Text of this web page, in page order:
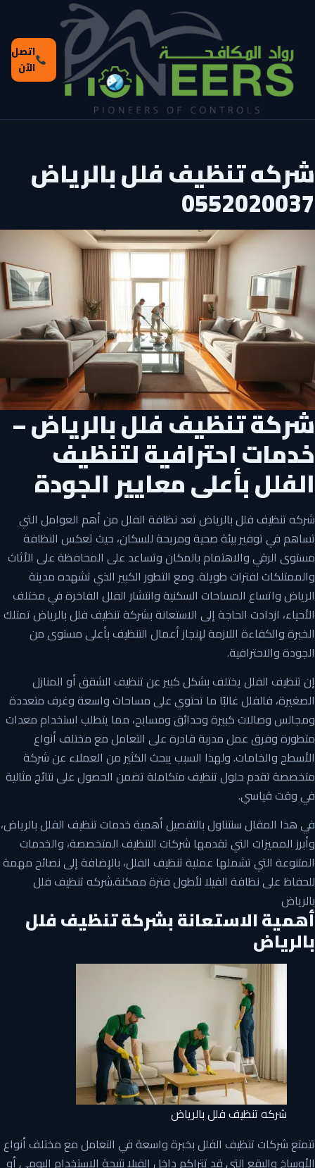
اتصل
الآن
شركه تنظيف فلل بالرياض
0552020037
شركة تنظيف فلل بالرياض –
خدمات احترافية لتنظيف
الفللبأعلى معايير الجودة
شركه تنظيف فلل بالرياض تعد نظافة الفلل من أهم العوامل التي
تساهم في توفير بيئة صحية ومريحة للسكان، حيث تعكس النظافة
مستوى الرقي والاهتمام بالمكان وتساعد على المحافظة على الأثاث
والممتلكات لفترات طويلة. ومع التطور الكبير الذي تشهده مدينة
الرياض واتساع المساحات السكنية وانتشار الفلل الفاخرة في مختلف
الأحياء، ازدادت الحاجة إلى الاستعانة بشركة تنظيف فلل بالرياض تمتلك
الخبرة والكفاءة اللازمة لإنجاز أعمال التنظيف بأعلى مستوى من
الجودة والاحترافية.
إن تنظيف الفلل يختلف بشكل كبير عن تنظيف الشقق أو المنازل
الصغيرة، فالفلل غالبًا ما تحتوي على مساحات واسعة وغرف متعددة
ومجالس وصالات كبيرة وحدائق ومسابح، مما يتطلب استخدام معدات
متطورة وفرق عمل مدربة قادرة على التعامل مع مختلف أنواع
الأسطح والخامات. ولهذا السبب يبحث الكثير من العملاء عن شركة
متخصصة تقدم حلول تنظيف متكاملة تضمن الحصول على نتائج مثالية
في وقت قياسي.
في هذا المقال سنتناول بالتفصيل أهمية خدمات تنظيف الفلل بالرياض،
وأبرز المميزات التي تقدمها شركات التنظيف المتخصصة، والخدمات
المتنوعة التي تشملها عملية تنظيف الفلل، بالإضافة إلى نصائح مهمة
للحفاظ على نظافة الفيلا لأطول فترة ممكنة.شركه تنظيف فلل
بالرياض
أهمية الاستعانةبشركة تنظيف فلل
بالرياض
شركه تنظيف فلل بالرياض
تتمتع شركات تنظيف الفلل بخبرة واسعة في التعامل مع مختلف أنواع
الأوساخ والبقع التي قد تتراكم داخل الفيلا نتيجة الاستخدام اليومي أو